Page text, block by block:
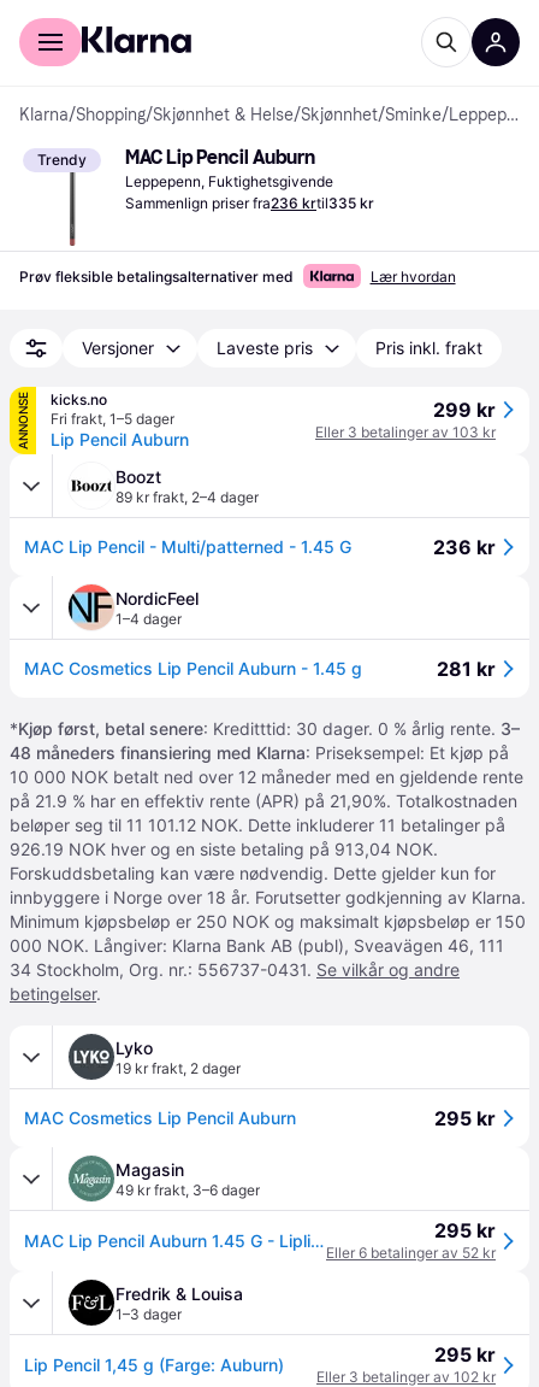
For kunder
Klarna/Shopping/Skjønnhet & Helse/Skjønnhet/Sminke/ Leppepenner
Trendy MAC Lip Pencil Auburn
Leppepenn, Fuktighetsgivende
Sammenlign priser fra236 krtil335 kr
Prøv fleksible betalingsalternativer med Lær hvordan
Versjoner Laveste pris Pris inkl. frakt
ANNONSE
kicks.no
Fri frakt, 1–5 dager
Lip Pencil Auburn
299 kr
Eller 3 betalinger av 103 kr
Boozt
89 kr frakt, 2–4 dager
MAC Lip Pencil - Multi/patterned - 1.45 G 236 kr
NordicFeel
1–4 dager
MAC Cosmetics Lip Pencil Auburn - 1.45 g 281 kr
*Kjøp først, betal senere: Kreditttid: 30 dager. 0 % årlig rente. 3–
48 måneders finansiering med Klarna: Priseksempel: Et kjøp på
10 000 NOK betalt ned over 12 måneder med en gjeldende rente
på 21.9 % har en effektiv rente (APR) på 21,90%. Totalkostnaden
beløper seg til 11 101.12 NOK. Dette inkluderer 11 betalinger på
926.19 NOK hver og en siste betaling på 913,04 NOK.
Forskuddsbetaling kan være nødvendig. Dette gjelder kun for
innbyggere i Norge over 18 år. Forutsetter godkjenning av Klarna.
Minimum kjøpsbeløp er 250 NOK og maksimalt kjøpsbeløp er 150
000 NOK. Långiver: Klarna Bank AB (publ), Sveavägen 46, 111
34 Stockholm, Org. nr.: 556737-0431. Se vilkår og andre
betingelser.
Lyko
19 kr frakt, 2 dager
MAC Cosmetics Lip Pencil Auburn 295 kr
Magasin
49 kr frakt, 3–6 dager
MAC Lip Pencil Auburn 1.45 G - Lipliner hos Magasin 295 kr
Eller 6 betalinger av 52 kr
Fredrik & Louisa
1–3 dager
Lip Pencil 1,45 g (Farge: Auburn) 295 kr
Eller 3 betalinger av 102 kr